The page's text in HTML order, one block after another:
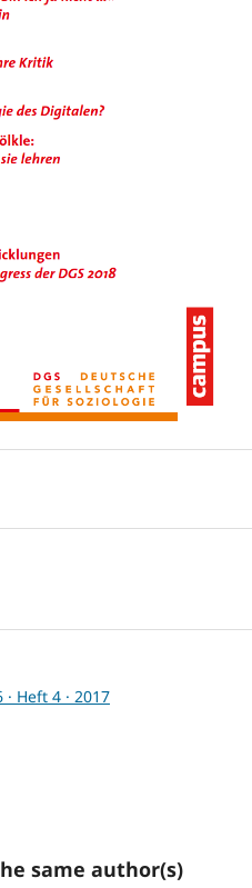
Heft 4 · 2017
same author(s)